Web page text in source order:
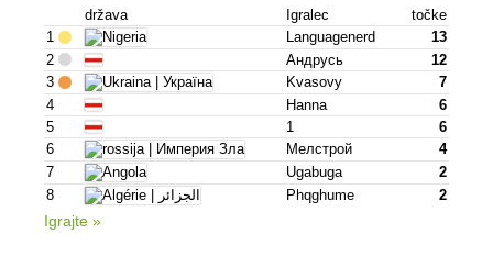
država Igralec
točke
1
Languagenerd
13
2
Андрусь
12
3
Kvasovy
7
4
Hanna
6
5
1
6
6
Мелстрой
4
7
Ugabuga
2
8
Phqghume 2
Igrajte »